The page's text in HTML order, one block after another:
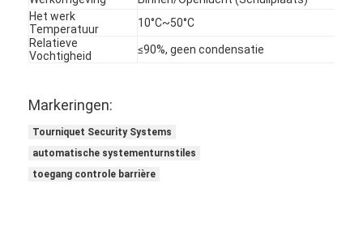
Kwaliteitscontrole
Nieuws
Gevallen
Ga Nu Praten.
Het werk
Temperatuur
10°C~50°C
Relatieve
Vochtigheid
≤90%, geen condensatie
Markeringen:
Tourniquet Security Systems
automatische systementurnstiles
toegang controle barrière